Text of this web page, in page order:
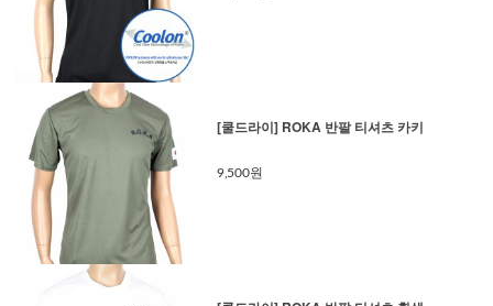
[쿨드라이] ROKA 반팔 티셔츠 카키
9,500원